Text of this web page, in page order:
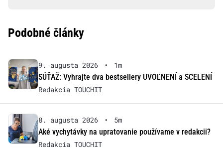
Podobné články
9. augusta 2026 •
1m
SÚŤAŽ: Vyhrajte dva bestsellery UVOĽNENÍ a SCELENÍ
Redakcia TOUCHIT
8. augusta 2026 •
5m
Aké vychytávky na upratovanie používame v redakcii?
Redakcia TOUCHIT